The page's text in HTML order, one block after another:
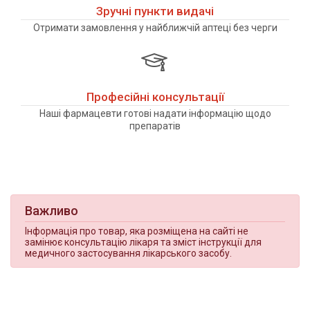
Зручні пункти видачі
Отримати замовлення у найближчій аптеці без черги
Професійні консультації
Наші фармацевти готові надати інформацію щодо
препаратів
Важливо
Інформація про товар, яка розміщена на сайті не
замінює консультацію лікаря та зміст інструкції для
медичного застосування лікарського засобу.